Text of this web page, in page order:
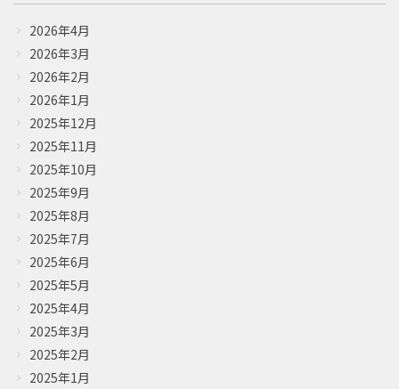
2026年4月
2026年3月
2026年2月
2026年1月
2025年12月
2025年11月
2025年10月
2025年9月
2025年8月
2025年7月
2025年6月
2025年5月
2025年4月
2025年3月
2025年2月
2025年1月